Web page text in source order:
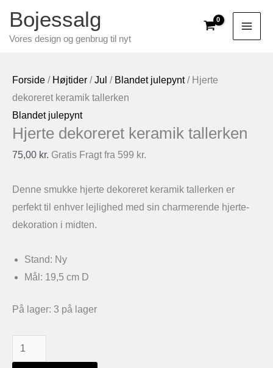
indholdet
Bojessalg
Vores design og genbrug til nyt
Forside / Højtider /Jul / Blandet julepynt/ Hjerte
dekoreret keramik tallerken
Blandet julepynt
Hjerte dekoreret keramik tallerken
75,00 kr. Gratis Fragt fra 599 kr.
Denne smukke hjerte dekoreret keramik tallerken er
perfekt til enhver lejlighed med sin charmerende hjerte-
dekoration i midten.
Stand: Ny
Mål: 19,5 cm D
På lager: 3 på lager
Hjerte
dekoreret